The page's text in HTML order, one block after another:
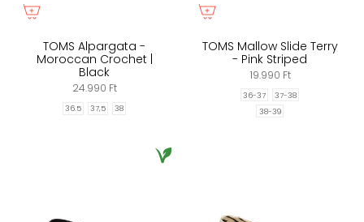
TOMS Alpargata -
Moroccan Crochet |
Black
24.990 Ft
36.5 37,5 38
TOMS Mallow Slide Terry
- Pink Striped
19.990 Ft
36-37
37-38
38-39